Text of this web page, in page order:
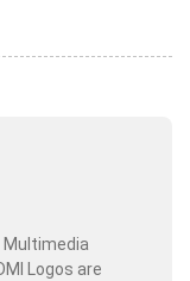
Multimedia
Logos are